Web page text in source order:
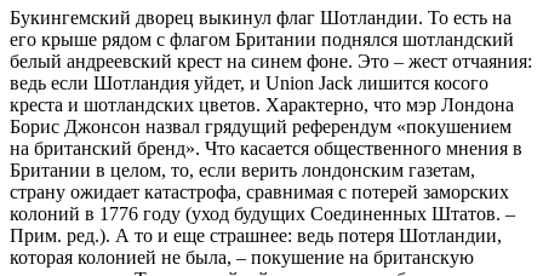
Букингемский дворец выкинул флаг Шотландии. То есть на
его крыше рядом с флагом Британии поднялся шотландский
белый андреевский крест на синем фоне. Это – жест отчаяния:
ведь если Шотландия уйдет, и Union Jack лишится косого
креста и шотландских цветов. Характерно, что мэр Лондона
Борис Джонсон назвал грядущий референдум «покушением
на британский бренд». Что касается общественного мнения в
Британии в целом, то, если верить лондонским газетам,
страну ожидает катастрофа, сравнимая с потерей заморских
колоний в 1776 году (уход будущих Соединенных Штатов. –
Прим. ред.). А то и еще страшнее: ведь потеря Шотландии,
которая колонией не была, – покушение на британскую